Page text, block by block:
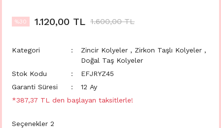
%30 1.120,00 TL 1.600,00 TL
Kategori Zincir Kolyeler , Zirkon Taşlı Kolyeler ,
Doğal Taş Kolyeler
Stok Kodu
EFJRYZ45
Garanti Süresi
12 Ay
*387,37 TL den başlayan taksitlerle!
Seçenekler 2